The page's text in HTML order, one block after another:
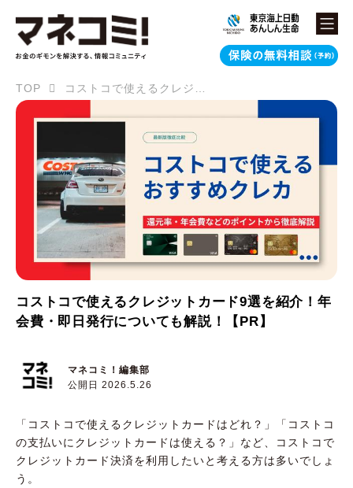
TOP コストコで使えるクレジットカード9選を紹介！年会費・即日発行についても解説！【PR】
コストコで使えるクレジットカード9選を紹介！年
会費・即日発行についても解説！【PR】
公開日 2026.5.26
マネコミ！編集部
「コストコで使えるクレジットカードはどれ？」「コストコ
の支払いにクレジットカードは使える？」など、コストコで
クレジットカード決済を利用したいと考える方は多いでしょ
う。